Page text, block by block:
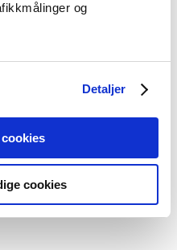
og
Detaljer
cookies
- Bergen